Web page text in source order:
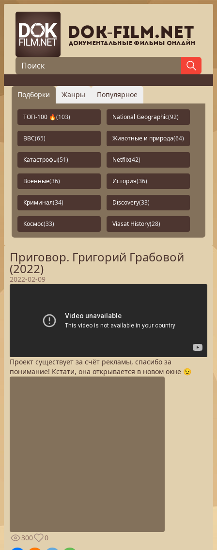
Подборки Жанры Популярное
ТОП-100 🔥(103) National Geographic(92)
BBC(65) Животные и природа(64)
Катастрофы(51) Netflix(42)
Военные(36) История(36)
Криминал(34) Discovery(33)
Космос(33) Viasat History(28)
Приговор. Григорий Грабовой
(2022)
2022-02-09
Проект существует за счёт рекламы, спасибо за
понимание! Кстати, она открывается в новом окне 😉
300
0